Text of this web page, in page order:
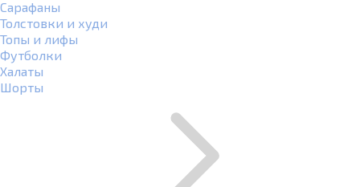
Сарафаны
Толстовки и худи
Топы и лифы
Футболки
Халаты
Шорты